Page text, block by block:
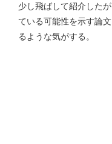
少し飛ばして紹介した
ている可能性を示す論
るような気がする。